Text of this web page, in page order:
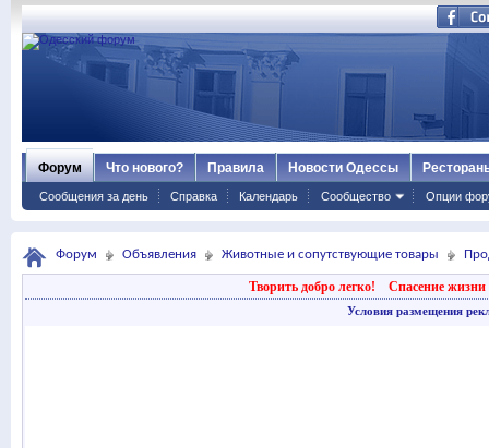
Форум
Сообщения за день Справка Календарь Сообщество Опции
Что нового? Правила Новости Одессы
Форум Объявления Животные и сопутствующие товары
Творить добро легко! Спасение жизни
Условия размещения